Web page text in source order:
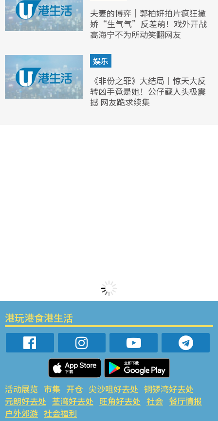
夫妻的博弈｜郭柏妍拍片疯狂撒
娇“生气气”反差萌！戏外开战
高海宁不为所动笑翻网友
娱乐
《非份之罪》大结局｜惊天大反
转凶手竟是她！公仔藏人头极震
撼 网友跪求续集
港玩港食港生活
活动展览 市集 开仓 尖沙咀好去处 铜锣湾好去处
元朗好去处 荃湾好去处 旺角好去处 社会 餐厅情报
户外郊游 社会福利